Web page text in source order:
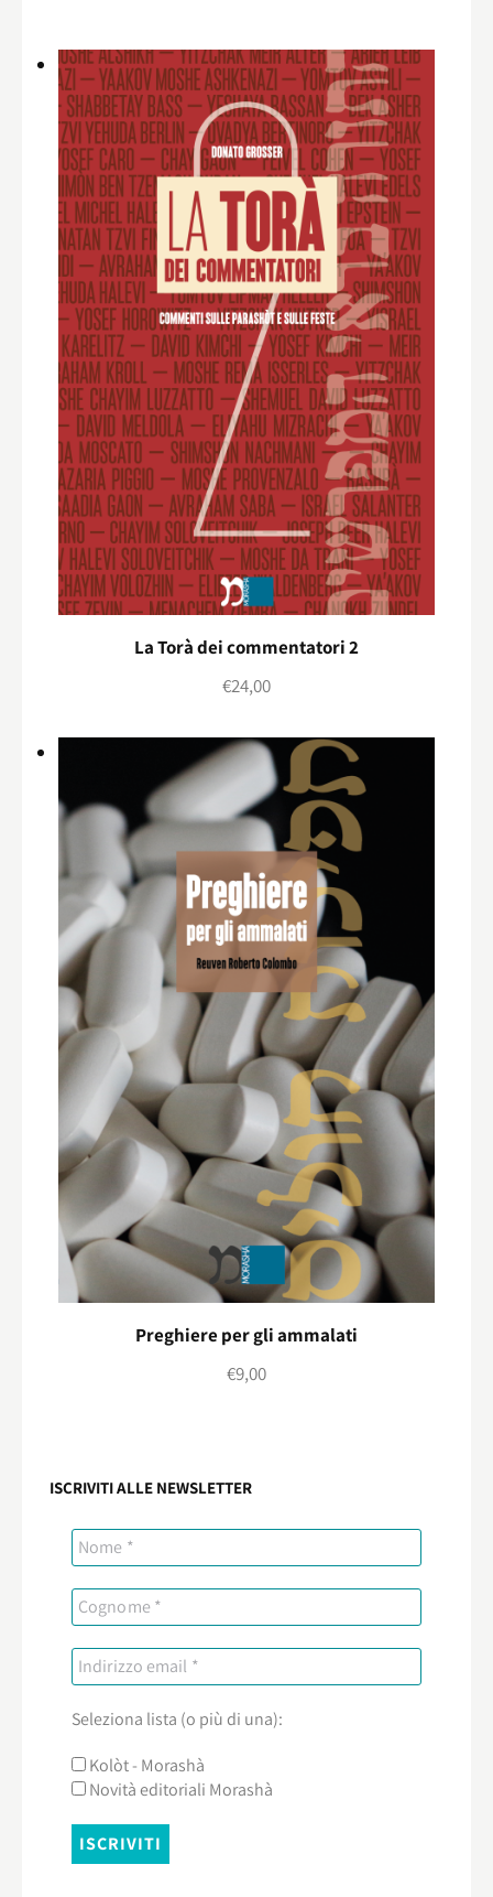
La Torà dei commentatori 2
€24,00
Preghiere per gli ammalati
€9,00
ISCRIVITI ALLE NEWSLETTER
Seleziona lista (o più di una):
Kolòt - Morashà
Novità editoriali Morashà